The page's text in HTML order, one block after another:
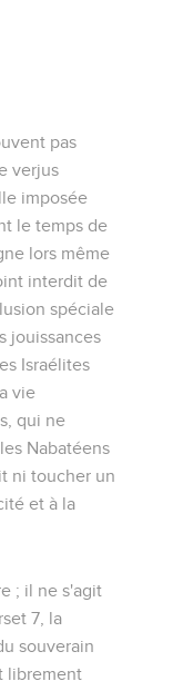
pas
verjus
imposée
le temps de
lors même
interdit de
spéciale
jouissances
Israélites
vie
qui ne
Nabatéens
ni toucher un
et à la
; il ne s'agit
7, la
souverain
librement